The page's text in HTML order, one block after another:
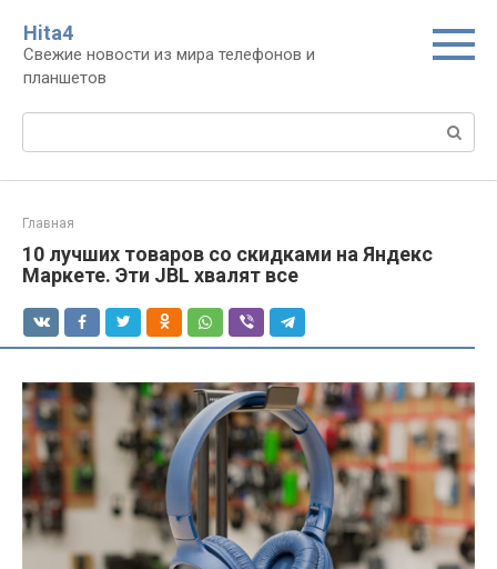
контенту
Нita4
Свежие новости из мира телефонов и
планшетов
Поиск:
Главная
10 лучших товаров со скидками на Яндекс
Маркете. Эти JBL хвалят все